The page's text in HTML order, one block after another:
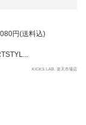
円(送料込)
KICKS LAB. 楽天市場店